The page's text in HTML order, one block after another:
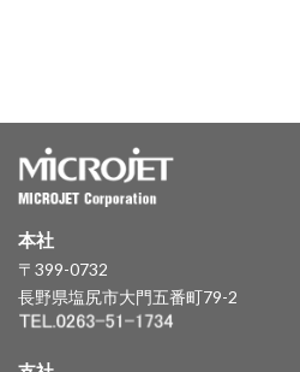
本社
〒399-0732
長野県塩尻市大門五番町79-2